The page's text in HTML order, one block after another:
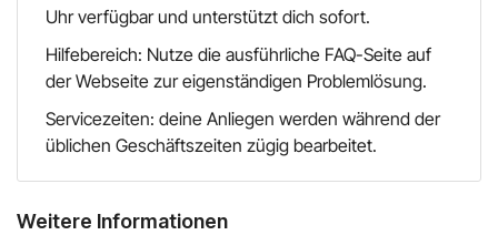
Uhr verfügbar und unterstützt dich sofort.
Hilfebereich: Nutze die ausführliche FAQ-Seite auf
der Webseite zur eigenständigen Problemlösung.
Servicezeiten: deine Anliegen werden während der
üblichen Geschäftszeiten zügig bearbeitet.
Weitere Informationen